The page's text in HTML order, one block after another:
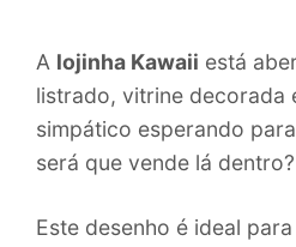
A lojinha Kawaii está
listrado, vitrine decorada
simpático esperando
será que vende lá dentro?
Este desenho é ideal para